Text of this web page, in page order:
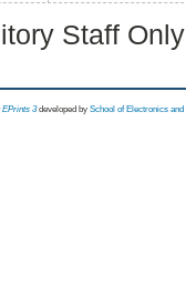
Staff
EPrints 3 developed by School of Electronics